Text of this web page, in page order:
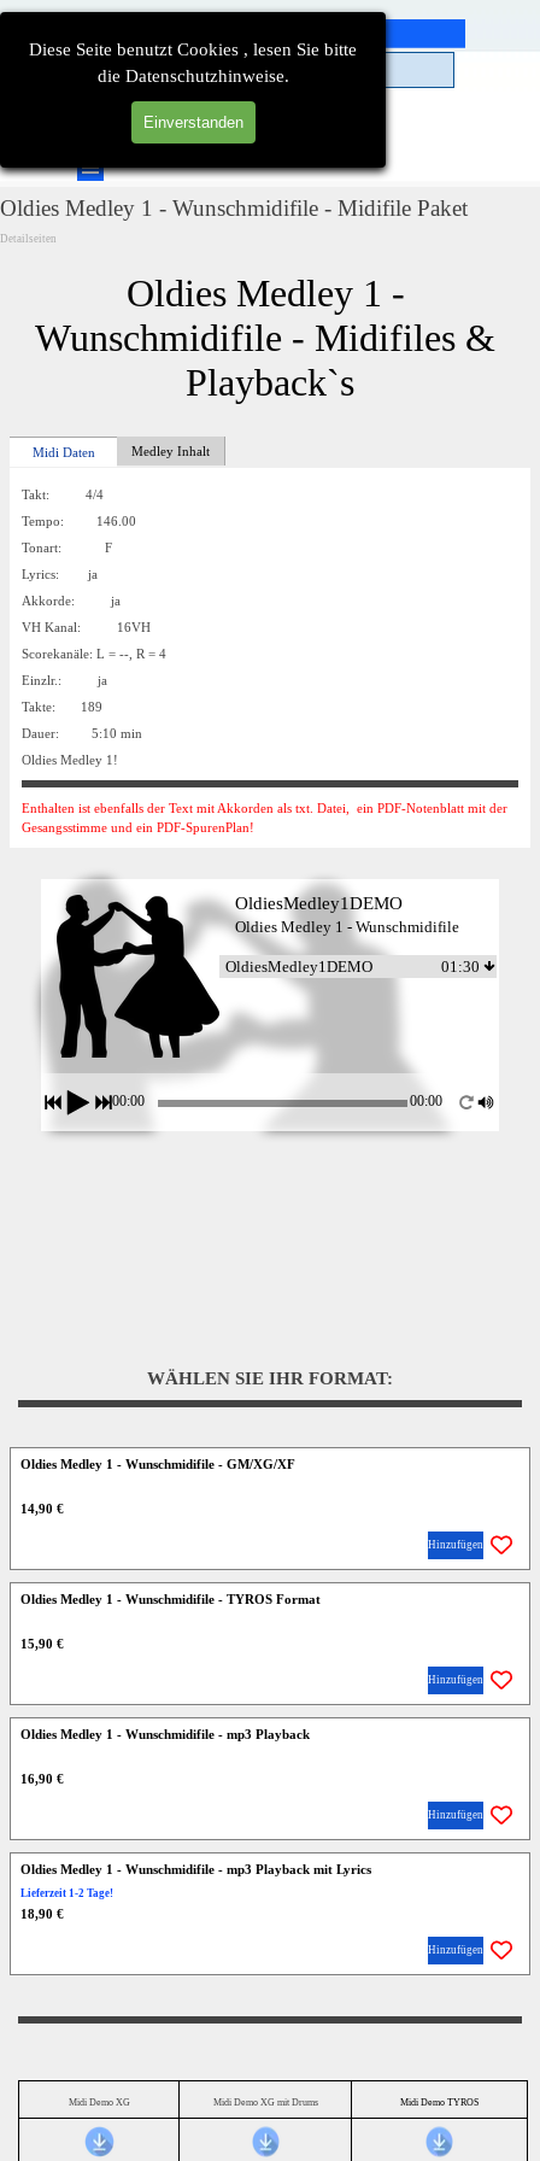
Diese Seite benutzt Cookies , lesen Sie bitte
die Datenschutzhinweise.
Einverstanden
Direkt zum Seiteninhalt
Menü überspringen
Oldies Medley 1 - Wunschmidifile - Midifile Paket
Detailseiten
Oldies Medley 1 -
Wunschmidifile - Midifiles &
Playback`s
Midi Daten Medley Inhalt
Takt: 4/4
Tempo: 146.00
Tonart: F
Lyrics: ja
Akkorde: ja
VH Kanal: 16VH
Scorekanäle: L = --, R = 4
Einzlr.: ja
Takte: 189
Dauer: 5:10 min
Oldies Medley 1!
Enthalten ist ebenfalls der Text mit Akkorden als txt. Datei, ein PDF-Notenblatt mit der
Gesangsstimme und ein PDF-SpurenPlan!
OldiesMedley1DEMO
Oldies Medley 1 - Wunschmidifile
OldiesMedley1DEMO 01:30
00:00 00:00
WÄHLEN SIE IHR FORMAT:
Oldies Medley 1 - Wunschmidifile - GM/XG/XF
14,90 €
Hinzufügen
Oldies Medley 1 - Wunschmidifile - TYROS Format
15,90 €
Hinzufügen
Oldies Medley 1 - Wunschmidifile - mp3 Playback
16,90 €
Hinzufügen
Oldies Medley 1 - Wunschmidifile - mp3 Playback mit Lyrics
Lieferzeit 1-2 Tage!
18,90 €
Hinzufügen
Midi Demo XG Midi Demo XG mit Drums Midi Demo TYROS